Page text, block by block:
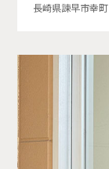
長崎県諫早市幸町